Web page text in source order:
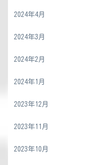
2024年4月
2024年3月
2024年2月
2024年1月
2023年12月
2023年11月
2023年10月